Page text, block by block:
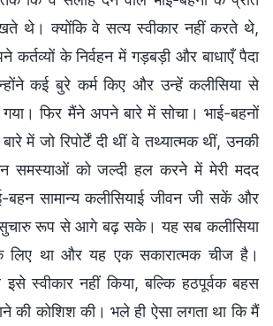
थे। क्योंकि वे सत्य स्वीकार नहीं करते थे,
कर्तव्यों के निर्वहन में गड़बड़ी और बाधाएँ पैदा
कई बुरे कर्म किए और उन्हें कलीसिया से
गया। फिर मैंने अपने बारे में सोचा। भाई-बहनों
में जो रिपोर्टें दी थीं वे तथ्यात्मक थीं, उनकी
इन समस्याओं को जल्दी हल करने में मेरी मदद
बहन सामान्य कलीसियाई जीवन जी सकें और
सुचारु रूप से आगे बढ़ सके। यह सब कलीसिया
लिए था और यह एक सकारात्मक चीज है।
स्वीकार नहीं किया, बल्कि हठपूर्वक बहस
की कोशिश की। भले ही ऐसा लगता था कि मैं